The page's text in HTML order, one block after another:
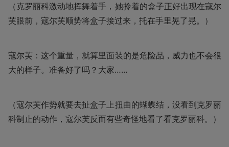
（克罗丽科激动地挥舞着手，她拎着的盒子正好出现在寇尔
芙眼前，寇尔芙顺势将盒子接过来，托在手里晃了晃。）
寇尔芙：这个重量，就算里面装的是危险品，威力也不会很
大的样子。准备好了吗？大家……
（寇尔芙作势就要去扯盒子上扭曲的蝴蝶结，没看到克罗丽
科制止的动作，寇尔芙反而有些奇怪地看了看克罗丽科。）